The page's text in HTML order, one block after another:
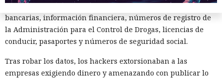
y octubre de 2024. Los atacantes accedieron a cuentas
bancarias, información financiera, números de registro de
la Administración para el Control de Drogas, licencias de
conducir, pasaportes y números de seguridad social.
Tras robar los datos, los hackers extorsionaban a las
empresas exigiendo dinero y amenazando con publicar lo